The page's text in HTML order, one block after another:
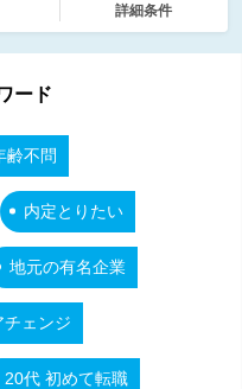
詳細条件
ード
齢不問
内定とりたい
地元の有名企業
チェンジ
20代 初めて転職